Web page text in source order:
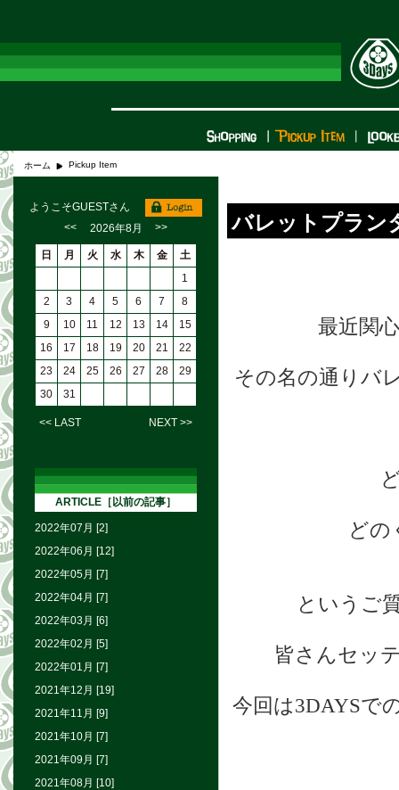
ホーム Pickup Item
バレットプラン
最近関
その名の通りバ
どの
というご
皆さんセッ
今回は3DAYSで
ようこそGUESTさん
<<
2026年8月 >>
日 月 火 水 木 金
土
1
2
3 4 5 6 7
8
9
10 11 12 13 14
15
16
17 18 19 20 21
22
23
24 25 26 27 28
29
30
31
<< LAST NEXT >>
ARTICLE［以前の記事］
2022年07月 [2]
2022年06月 [12]
2022年05月 [7]
2022年04月 [7]
2022年03月 [6]
2022年02月 [5]
2022年01月 [7]
2021年12月 [19]
2021年11月 [9]
2021年10月 [7]
2021年09月 [7]
2021年08月 [10]